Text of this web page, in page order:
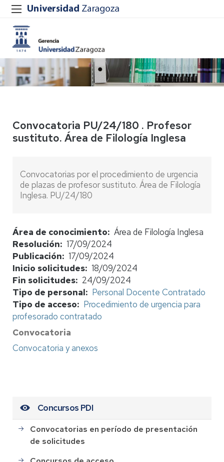
Convocatoria PU/24/180 . Profesor
sustituto. Área de Filología Inglesa
Convocatorias por el procedimiento de urgencia
de plazas de profesor sustituto. Área de Filología
Inglesa. PU/24/180
Área de conocimiento
Área de Filología Inglesa
Resolución
17/09/2024
Publicación
17/09/2024
Inicio solicitudes 18/09/2024
Fin solicitudes
24/09/2024
Tipo de personal
Personal Docente Contratado
Tipo de acceso
Procedimiento de urgencia para
profesorado contratado
Convocatoria
Convocatoria y anexos
Concursos PDI
Convocatorias en período de presentación
de solicitudes